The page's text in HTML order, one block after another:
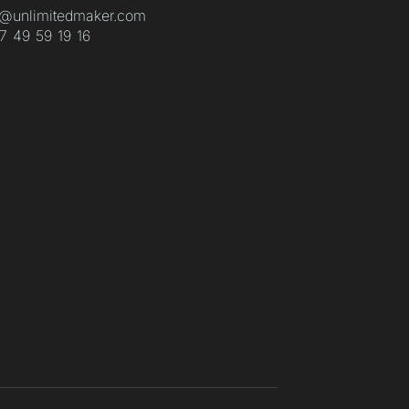
49 59 19 16‬